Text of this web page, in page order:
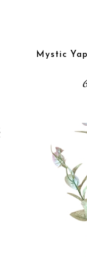
Mystic